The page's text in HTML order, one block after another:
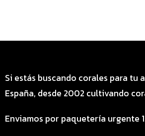
Si estás buscando corales para
España, desde 2002 cultivando
Enviamos por paquetería urgente